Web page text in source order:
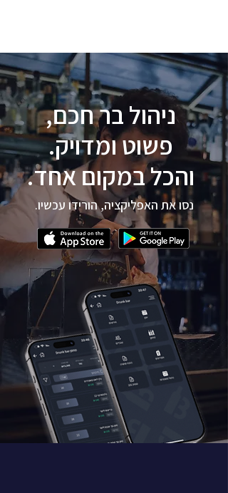
ניהול בר חכם,
פשוט ומדויק.
והכל במקום אחד.
נסו את האפליקציה, הורידו עכשיו.